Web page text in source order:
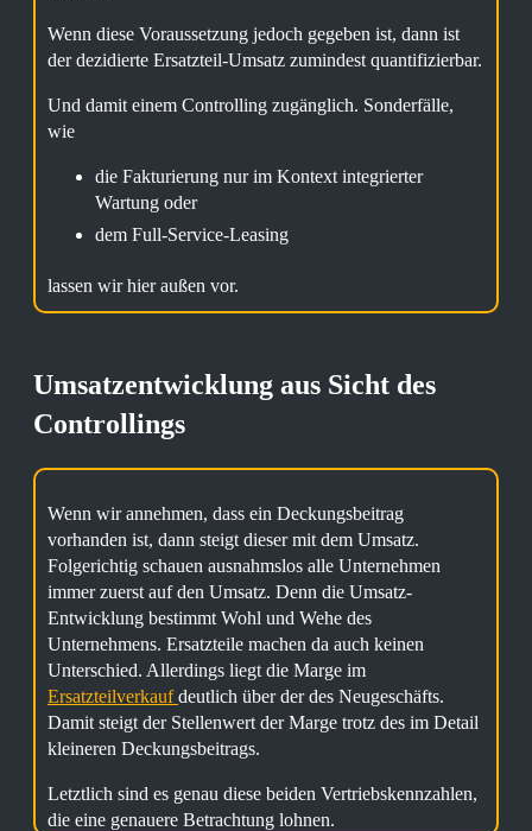
Wenn diese Voraussetzung jedoch gegeben ist, dann ist
der dezidierte Ersatzteil-Umsatz zumindest quantifizierbar.
Und damit einem Controlling zugänglich. Sonderfälle,
wie
die Fakturierung nur im Kontext integrierter
Wartung oder
dem Full-Service-Leasing
lassen wir hier außen vor.
Umsatzentwicklung aus Sicht des
Controllings
Wenn wir annehmen, dass ein Deckungsbeitrag
vorhanden ist, dann steigt dieser mit dem Umsatz.
Folgerichtig schauen ausnahmslos alle Unternehmen
immer zuerst auf den Umsatz. Denn die Umsatz-
Entwicklung bestimmt Wohl und Wehe des
Unternehmens. Ersatzteile machen da auch keinen
Unterschied. Allerdings liegt die Marge im
Ersatzteilverkaufdeutlich über der des Neugeschäfts.
Damit steigt der Stellenwert der Marge trotz des im Detail
kleineren Deckungsbeitrags.
Letztlich sind es genau diese beiden Vertriebskennzahlen,
die eine genauere Betrachtung lohnen.